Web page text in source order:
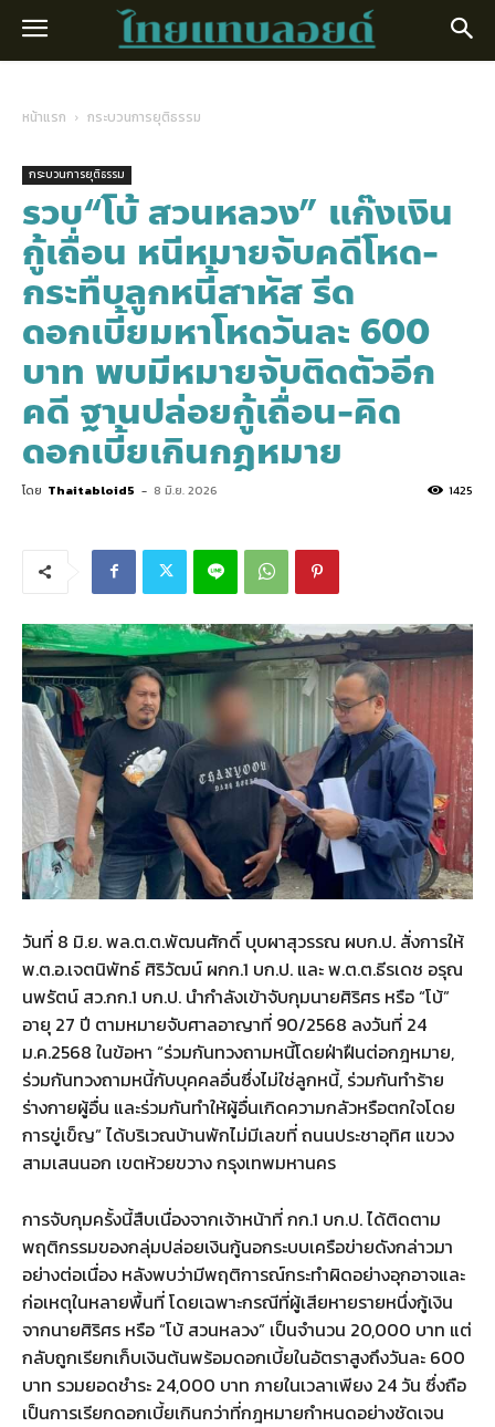
หน้าแรก กระบวนการยุติธรรม
กระบวนการยุติธรรม
รวบ“โบ้ สวนหลวง” แก๊งเงิน
กู้เถื่อน หนีหมายจับคดีโหด-
กระทืบลูกหนี้สาหัส รีด
ดอกเบี้ยมหาโหดวันละ 600
บาท พบมีหมายจับติดตัวอีก
คดี ฐานปล่อยกู้เถื่อน-คิด
ดอกเบี้ยเกินกฎหมาย
โดย Thaitabloid5 - 8 มิ.ย. 2026 1425
วันที่ 8 มิ.ย. พล.ต.ต.พัฒนศักดิ์ บุบผาสุวรรณ ผบก.ป. สั่งการให้
พ.ต.อ.เจตนิพัทธ์ ศิริวัฒน์ ผกก.1 บก.ป. และ พ.ต.ต.ธีรเดช อรุณ
นพรัตน์ สว.กก.1 บก.ป. นำกำลังเข้าจับกุมนายศิริศร หรือ “โบ้”
อายุ 27 ปี ตามหมายจับศาลอาญาที่ 90/2568 ลงวันที่ 24
ม.ค.2568 ในข้อหา “ร่วมกันทวงถามหนี้โดยฝ่าฝืนต่อกฎหมาย,
ร่วมกันทวงถามหนี้กับบุคคลอื่นซึ่งไม่ใช่ลูกหนี้, ร่วมกันทำร้าย
ร่างกายผู้อื่น และร่วมกันทำให้ผู้อื่นเกิดความกลัวหรือตกใจโดย
การขู่เข็ญ” ได้บริเวณบ้านพักไม่มีเลขที่ ถนนประชาอุทิศ แขวง
สามเสนนอก เขตห้วยขวาง กรุงเทพมหานคร
การจับกุมครั้งนี้สืบเนื่องจากเจ้าหน้าที่ กก.1 บก.ป. ได้ติดตาม
พฤติกรรมของกลุ่มปล่อยเงินกู้นอกระบบเครือข่ายดังกล่าวมา
อย่างต่อเนื่อง หลังพบว่ามีพฤติการณ์กระทำผิดอย่างอุกอาจและ
ก่อเหตุในหลายพื้นที่ โดยเฉพาะกรณีที่ผู้เสียหายรายหนึ่งกู้เงิน
จากนายศิริศร หรือ “โบ้ สวนหลวง” เป็นจำนวน 20,000 บาท แต่
กลับถูกเรียกเก็บเงินต้นพร้อมดอกเบี้ยในอัตราสูงถึงวันละ 600
บาท รวมยอดชำระ 24,000 บาท ภายในเวลาเพียง 24 วัน ซึ่งถือ
เป็นการเรียกดอกเบี้ยเกินกว่าที่กฎหมายกำหนดอย่างชัดเจน